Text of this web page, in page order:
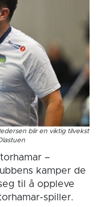
blir en viktig tilvekst
–
kamper de
til å oppleve
spiller.